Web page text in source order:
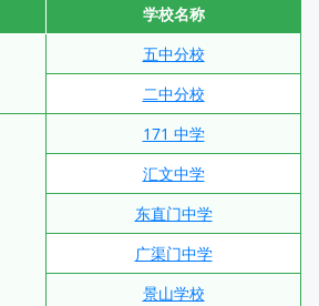
学校名称
五中分校
二中分校
171 中学
汇文中学
东直门中学
广渠门中学
景山学校